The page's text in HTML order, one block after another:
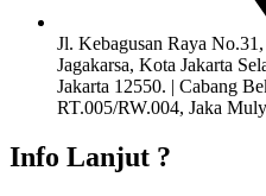
Jl. Kebagusan Raya
Jagakarsa, Kota Jakarta
Jakarta 12550. | Cabang
RT.005/RW.004, Jaka
Info Lanjut ?